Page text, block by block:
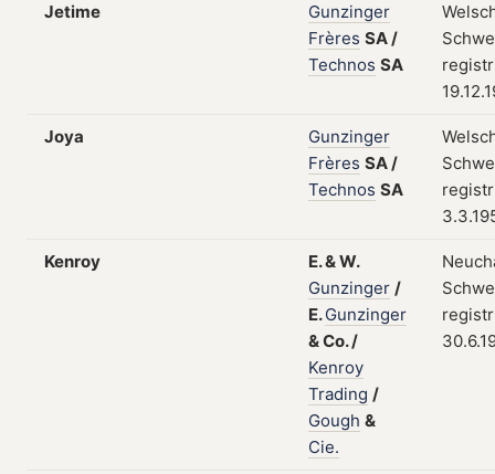
Jetime
Gunzinger
Frères SA/
Technos SA
Joya
Gunzinger
Frères SA/
Technos SA
Kenroy E.&W.
Gunzinger /
E.Gunzinger
&Co./
Kenroy
Trading /
Gough &
Cie.